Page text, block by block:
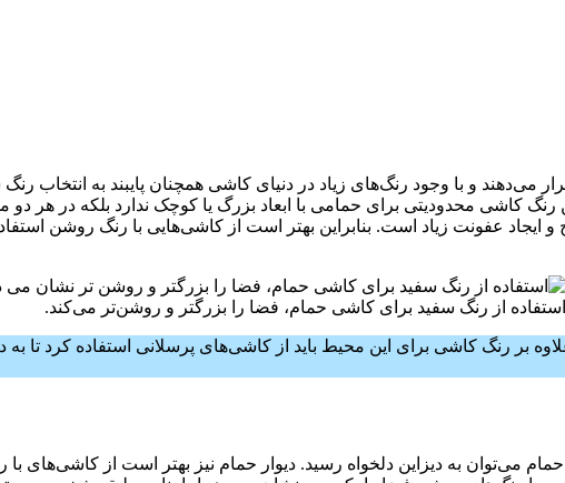
می‌دهند و با وجود رنگ‌های زیاد در دنیای کاشی همچنان پایبند به انتخاب
رنگ کاشی محدودیتی برای حمامی با ابعاد بزرگ یا کوچک ندارد بلکه در هر
ایجاد عفونت زیاد است. بنابراین بهتر است از کاشی‌هایی با رنگ روشن
استفاده از رنگ سفید برای کاشی حمام، فضا را بزرگتر و روشن‌تر می‌کند.
رنگ کاشی برای این محیط باید از کاشی‌های پرسلانی استفاده کرد تا به
می‌توان به دیزاین دلخواه رسید. دیوار حمام نیز بهتر است از کاشی‌های